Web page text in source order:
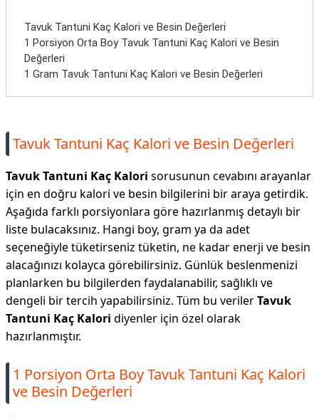
Tavuk Tantuni Kaç Kalori ve Besin Değerleri
1 Porsiyon Orta Boy Tavuk Tantuni Kaç Kalori ve Besin
Değerleri
1 Gram Tavuk Tantuni Kaç Kalori ve Besin Değerleri
Tavuk Tantuni Kaç Kalori ve Besin Değerleri
Tavuk Tantuni Kaç Kalori sorusunun cevabını arayanlar
için en doğru kalori ve besin bilgilerini bir araya getirdik.
Aşağıda farklı porsiyonlara göre hazırlanmış detaylı bir
liste bulacaksınız. Hangi boy, gram ya da adet
seçeneğiyle tüketirseniz tüketin, ne kadar enerji ve besin
alacağınızı kolayca görebilirsiniz. Günlük beslenmenizi
planlarken bu bilgilerden faydalanabilir, sağlıklı ve
dengeli bir tercih yapabilirsiniz. Tüm bu verilerTavuk
Tantuni Kaç Kalori diyenler için özel olarak
hazırlanmıştır.
1 Porsiyon Orta Boy Tavuk Tantuni Kaç Kalori
ve Besin Değerleri